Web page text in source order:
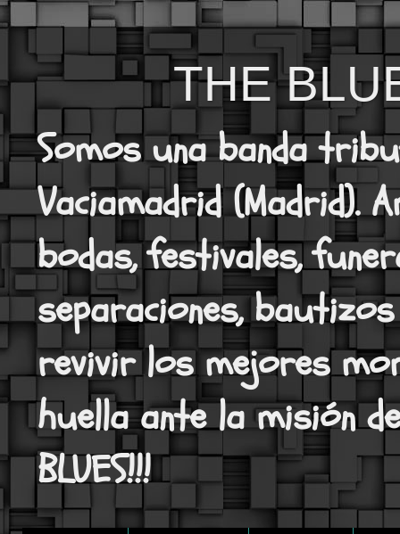
THE
Somos una banda
Vaciamadrid (Madrid).
bodas, festivales,
separaciones,
revivir los mejores
huella ante la misión
BLUES!!!